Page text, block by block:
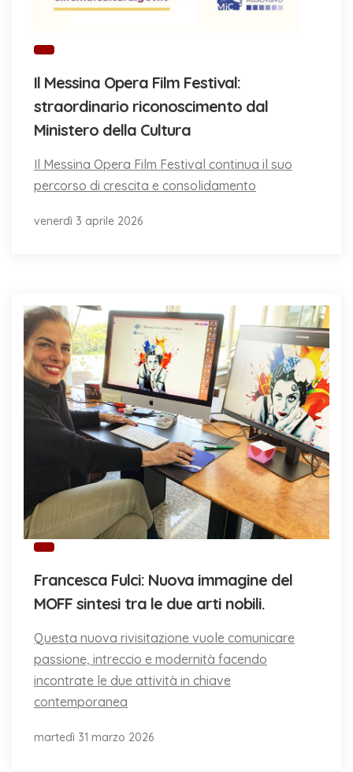
Il Messina Opera Film Festival:
straordinario riconoscimento dal
Ministero della Cultura
Il Messina Opera Film Festival continua il suo
percorso di crescita e consolidamento
venerdì 3 aprile 2026
Francesca Fulci: Nuova immagine del
MOFF sintesi tra le due arti nobili.
Questa nuova rivisitazione vuole comunicare
passione, intreccio e modernità facendo
incontrate le due attività in chiave
contemporanea
martedì 31 marzo 2026